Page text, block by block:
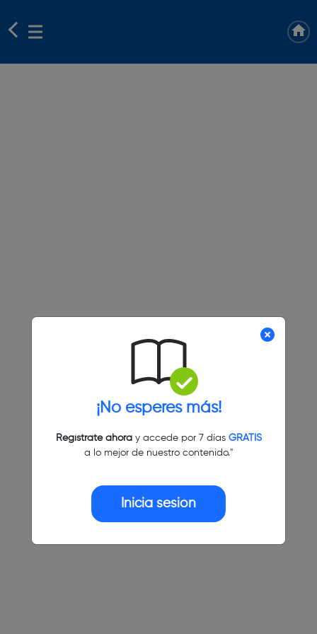
¡No esperes más!
Regístrate ahoray accede por 7 días GRATIS
a lo mejor de nuestro contenido."
Inicia sesión